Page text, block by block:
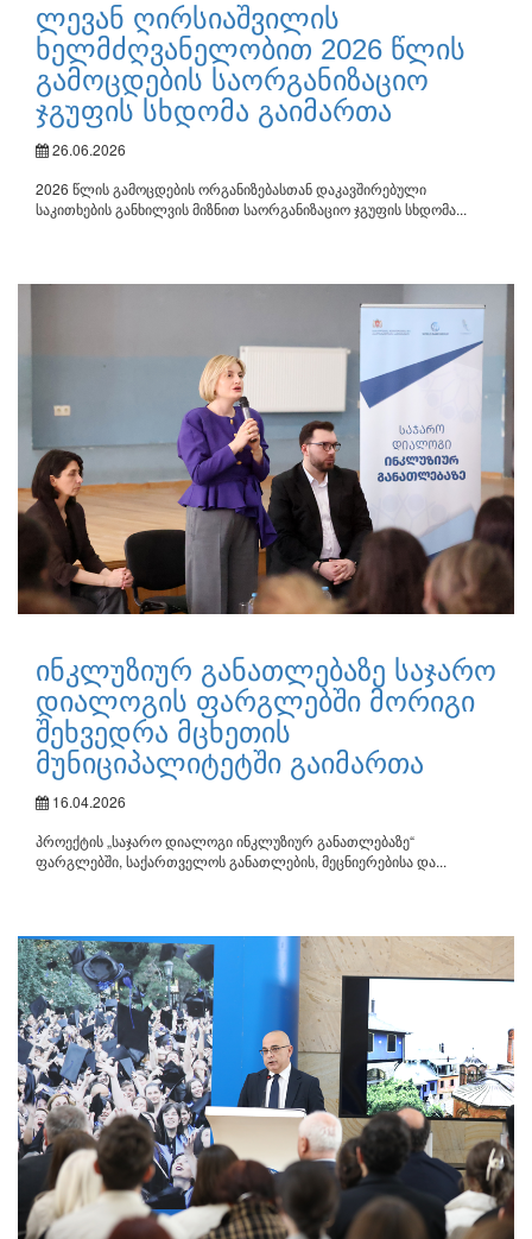
ლევან ღირსიაშვილის
ხელმძღვანელობით 2026 წლის
გამოცდების საორგანიზაციო
ჯგუფის სხდომა გაიმართა
26.06.2026
2026 წლის გამოცდების ორგანიზებასთან დაკავშირებული
საკითხების განხილვის მიზნით საორგანიზაციო ჯგუფის სხდომა...
ინკლუზიურ განათლებაზე საჯარო
დიალოგის ფარგლებში მორიგი
შეხვედრა მცხეთის
მუნიციპალიტეტში გაიმართა
16.04.2026
პროექტის „საჯარო დიალოგი ინკლუზიურ განათლებაზე“
ფარგლებში, საქართველოს განათლების, მეცნიერებისა და...